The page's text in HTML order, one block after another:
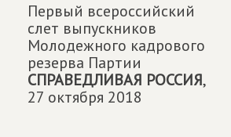
Первый всероссийский
слет выпускников
Молодежного кадрового
резерва Партии
СПРАВЕДЛИВАЯ РОССИЯ,
27 октября 2018